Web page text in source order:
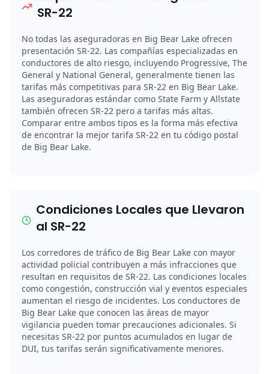
SR-22
No todas las aseguradoras en Big Bear Lake ofrecen
presentación SR-22. Las compañías especializadas en
conductores de alto riesgo, incluyendo Progressive, The
General y National General, generalmente tienen las
tarifas más competitivas para SR-22 en Big Bear Lake.
Las aseguradoras estándar como State Farm y Allstate
también ofrecen SR-22 pero a tarifas más altas.
Comparar entre ambos tipos es la forma más efectiva
de encontrar la mejor tarifa SR-22 en tu código postal
de Big Bear Lake.
Condiciones Locales que Llevaron
al SR-22
Los corredores de tráfico de Big Bear Lake con mayor
actividad policial contribuyen a más infracciones que
resultan en requisitos de SR-22. Las condiciones locales
como congestión, construcción vial y eventos especiales
aumentan el riesgo de incidentes. Los conductores de
Big Bear Lake que conocen las áreas de mayor
vigilancia pueden tomar precauciones adicionales. Si
necesitas SR-22 por puntos acumulados en lugar de
DUI, tus tarifas serán significativamente menores.